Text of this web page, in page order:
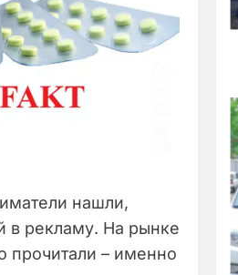
нашли,
в рекламу. На рынке
прочитали – именно